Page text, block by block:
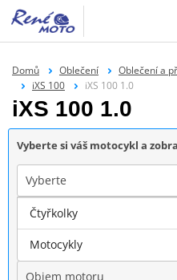
Domů Oblečení Oblečení a
iXS 100
iXS 100 1.0
iXS 100 1.0
Vyberte si váš motocykl a
Vyberte
Značka
Objem motoru
Čtyřkolky
Motocykly